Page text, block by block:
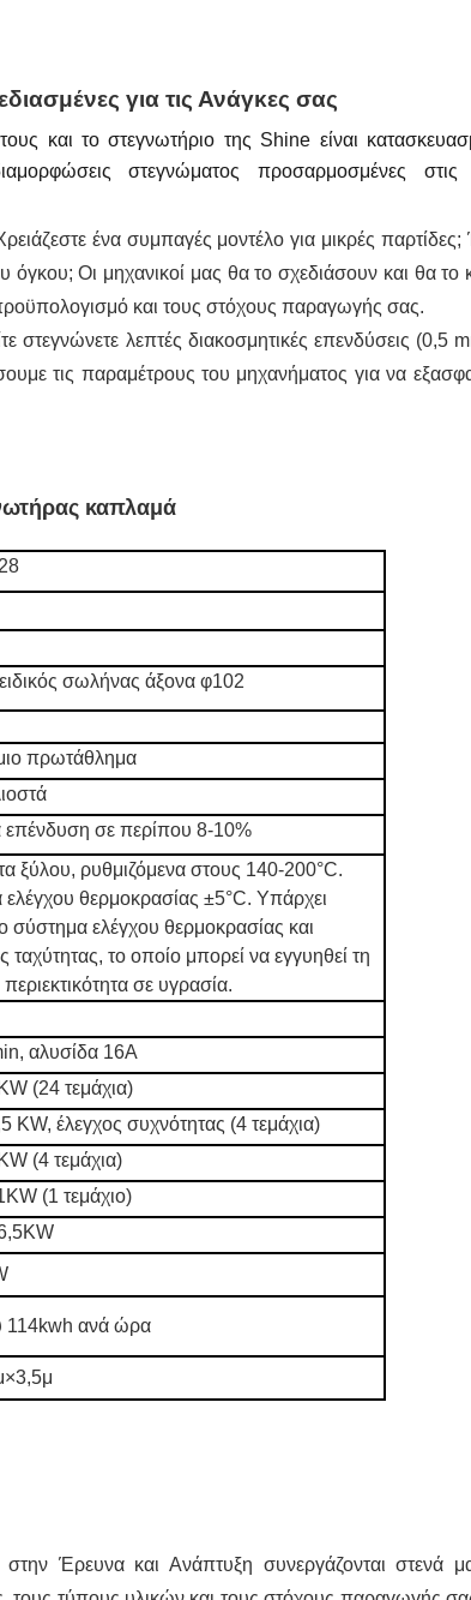
για τις Ανάγκες σας
και το στεγνωτήριο της Shine είναι
στεγνώματος προσαρμοσμένες στις
ένα συμπαγές μοντέλο για μικρές
Οι μηχανικοί μας θα το σχεδιάσουν και θα το
και τους στόχους παραγωγής σας.
στεγνώνετε λεπτές διακοσμητικές επενδύσεις (0,5
τις παραμέτρους του μηχανήματος για να
καπλαμά
σωλήνας άξονα φ102
πρωτάθλημα
επένδυση σε περίπου 8-10%
ξύλου, ρυθμιζόμενα στους 140-200°C.
ελέγχου θερμοκρασίας ±5°C. Υπάρχει
σύστημα ελέγχου θερμοκρασίας και
ταχύτητας, το οποίο μπορεί να εγγυηθεί τη
σε υγρασία.
αλυσίδα 16A
(24 τεμάχια)
KW, έλεγχος συχνότητας (4 τεμάχια)
(4 τεμάχια)
(1 τεμάχιο)
114kwh ανά ώρα
Έρευνα και Ανάπτυξη συνεργάζονται στενά